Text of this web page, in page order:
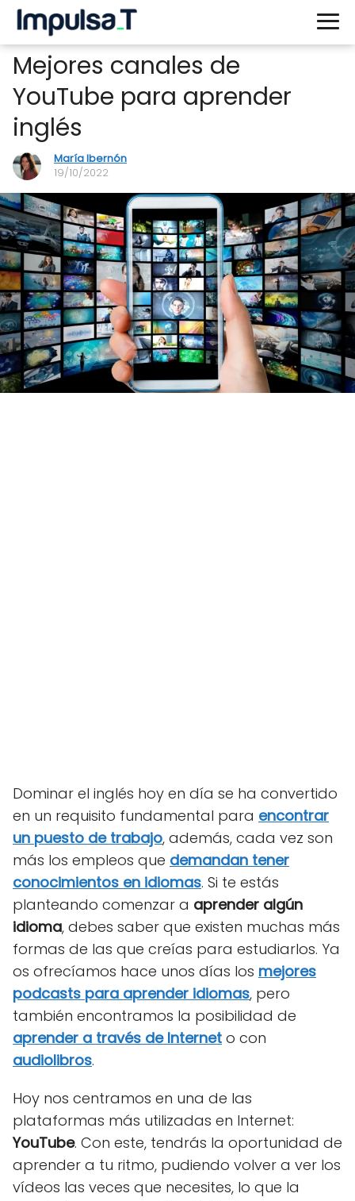
Mejores canales de
YouTube para aprender
inglés
María Ibernón
19/10/2022
Dominar el inglés hoy en día se ha convertido
en un requisito fundamental para encontrar
un puesto de trabajo, además, cada vez son
más los empleos que demandan tener
conocimientos en idiomas. Si te estás
planteando comenzar a aprender algún
idioma, debes saber que existen muchas más
formas de las que creías para estudiarlos. Ya
os ofrecíamos hace unos días los mejores
podcasts para aprender idiomas, pero
también encontramos la posibilidad de
aprender a través de Internet o con
audiolibros.
Hoy nos centramos en una de las
plataformas más utilizadas en Internet:
YouTube. Con este, tendrás la oportunidad de
aprender a tu ritmo, pudiendo volver a ver los
vídeos las veces que necesites, lo que la